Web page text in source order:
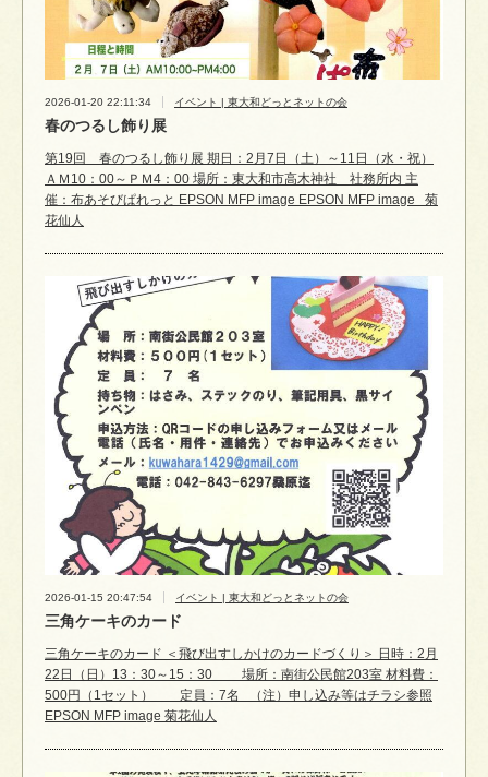
2026-01-20 22:11:34 イベント | 東大和どっとネットの会
春のつるし飾り展
第19回 春のつるし飾り展 期日：2月7日（土）～11日（水・祝）
ＡＭ10：00～ＰＭ4：00 場所：東大和市高木神社 社務所内 主
催：布あそびぱれっと EPSON MFP image EPSON MFP image 菊
花仙人
2026-01-15 20:47:54 イベント | 東大和どっとネットの会
三角ケーキのカード
三角ケーキのカード ＜飛び出すしかけのカードづくり＞ 日時：2月
22日（日）13：30～15：30 場所：南街公民館203室 材料費：
500円（1セット） 定員：7名 （注）申し込み等はチラシ参照
EPSON MFP image 菊花仙人